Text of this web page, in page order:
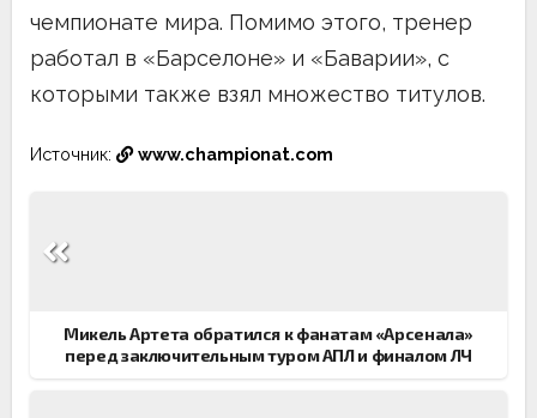
чемпионате мира. Помимо этого, тренер
работал в «Барселоне» и «Баварии», с
которыми также взял множество титулов.
Источник: www.championat.com
по
Микель Артета обратился к фанатам «Арсенала»
перед заключительным туром АПЛ и финалом ЛЧ